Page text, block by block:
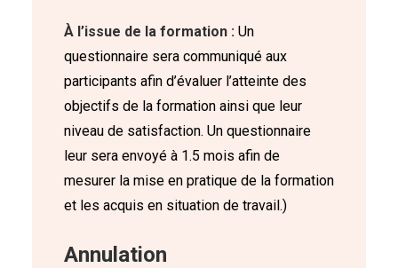
À l’issue de la formation : Un
questionnaire sera communiqué aux
participants afin d’évaluer l’atteinte des
objectifs de la formation ainsi que leur
niveau de satisfaction. Un questionnaire
leur sera envoyé à 1.5 mois afin de
mesurer la mise en pratique de la formation
et les acquis en situation de travail.)
Annulation